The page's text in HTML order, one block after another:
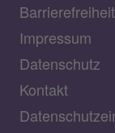
Impressum
Datenschutz
Kontakt